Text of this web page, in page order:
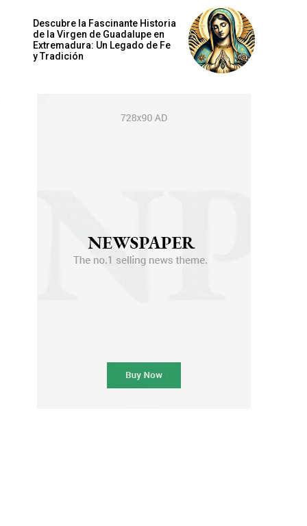
Descubre la Fascinante Historia
de la Virgen de Guadalupe en
Extremadura: Un Legado de Fe
y Tradición